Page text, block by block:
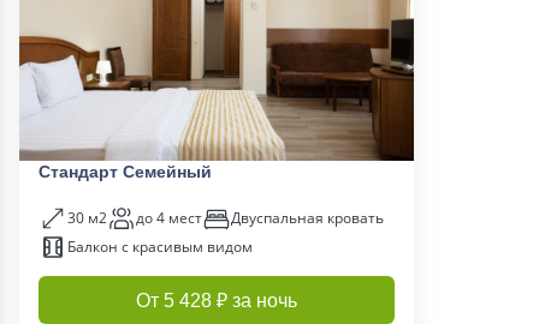
Стандарт Семейный
30 м2 до 4 мест
Двуспальная кровать
Балкон с красивым видом
От 5 428 ₽ за ночь